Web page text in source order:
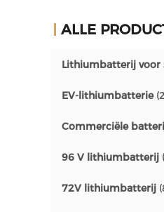
ALLE
Lithiumbatterij voor
EV-lithiumbatterie
Commerciële
96 V lithiumbatterij
72V lithiumbatterij